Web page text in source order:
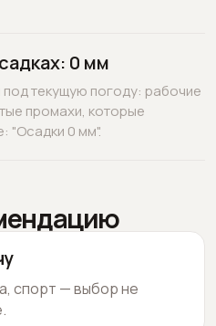
0 мм
текущую погоду: рабочие
промахи, которые
"Осадки 0 мм".
спорт — выбор не